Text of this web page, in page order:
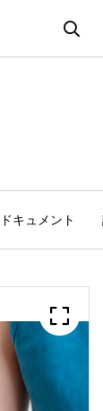
ドキュメント